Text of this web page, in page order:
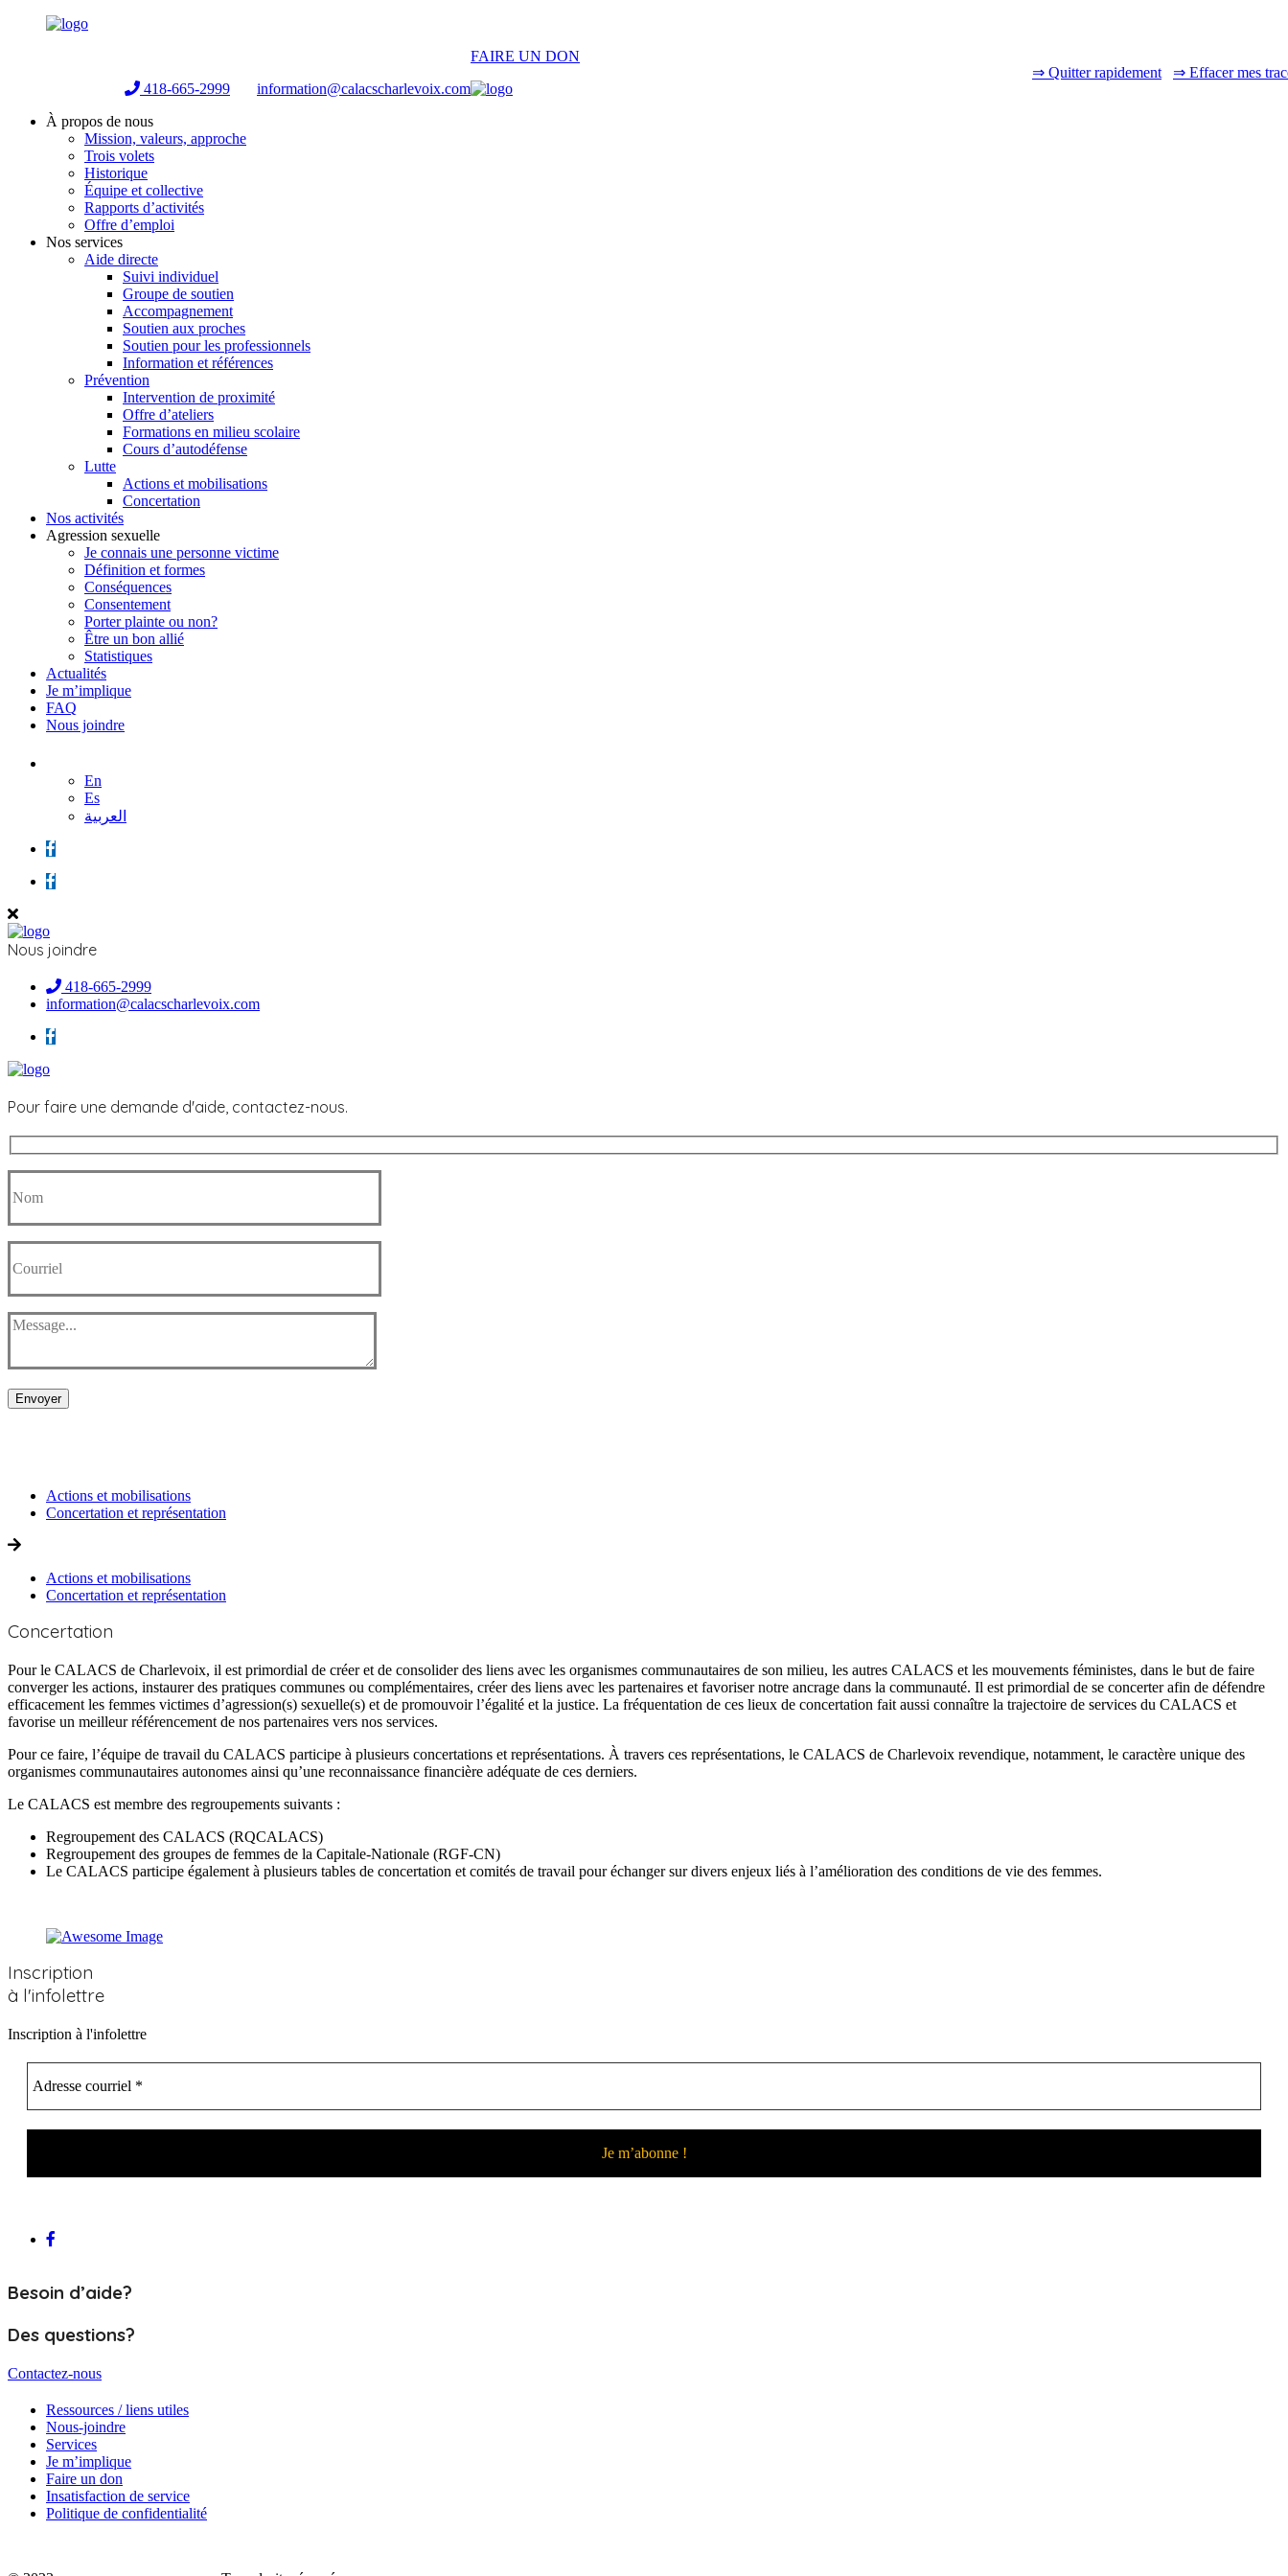
418-665-2999 information@calacscharlevoix.com
⇒ Quitter rapidement ⇒ Effacer mes
FAIRE UN DON
À propos de nous
Mission, valeurs, approche
Trois volets
Historique
Équipe et collective
Rapports d’activités
Offre d’emploi
Nos services
Aide directe
Suivi individuel
Groupe de soutien
Accompagnement
Soutien aux proches
Soutien pour les professionnels
Information et références
Prévention
Intervention de proximité
Offre d’ateliers
Formations en milieu scolaire
Cours d’autodéfense
Lutte
Actions et mobilisations
Concertation
Nos activités
Agression sexuelle
Je connais une personne victime
Définition et formes
Conséquences
Consentement
Porter plainte ou non?
Être un bon allié
Statistiques
Actualités
Je m’implique
FAQ
Nous joindre
En
Es
العربية
Nous joindre
418-665-2999
information@calacscharlevoix.com
Pour faire une demande d'aide, contactez-nous.
Envoyer
Actions et mobilisations
Concertation et représentation
Actions et mobilisations
Concertation et représentation
Concertation
Pour le CALACS de Charlevoix, il est primordial de créer et de consolider des liens avec les organismes communautaires de son milieu, les autres CALACS et les mouvements féministes, dans le but de faire
converger les actions, instaurer des pratiques communes ou complémentaires, créer des liens avec les partenaires et favoriser notre ancrage dans la communauté. Il est primordial de se concerter afin de défendre
efficacement les femmes victimes d’agression(s) sexuelle(s) et de promouvoir l’égalité et la justice. La fréquentation de ces lieux de concertation fait aussi connaître la trajectoire de services du CALACS et
favorise un meilleur référencement de nos partenaires vers nos services.
Pour ce faire, l’équipe de travail du CALACS participe à plusieurs concertations et représentations. À travers ces représentations, le CALACS de Charlevoix revendique, notamment, le caractère unique des
organismes communautaires autonomes ainsi qu’une reconnaissance financière adéquate de ces derniers.
Le CALACS est membre des regroupements suivants :
Regroupement des CALACS (RQCALACS)
Regroupement des groupes de femmes de la Capitale-Nationale (RGF-CN)
Le CALACS participe également à plusieurs tables de concertation et comités de travail pour échanger sur divers enjeux liés à l’amélioration des conditions de vie des femmes.
Inscription
à l'infolettre
Inscription à l'infolettre
Besoin d’aide?
Des questions?
Contactez-nous
Ressources / liens utiles
Nous-joindre
Services
Je m’implique
Faire un don
Insatisfaction de service
Politique de confidentialité